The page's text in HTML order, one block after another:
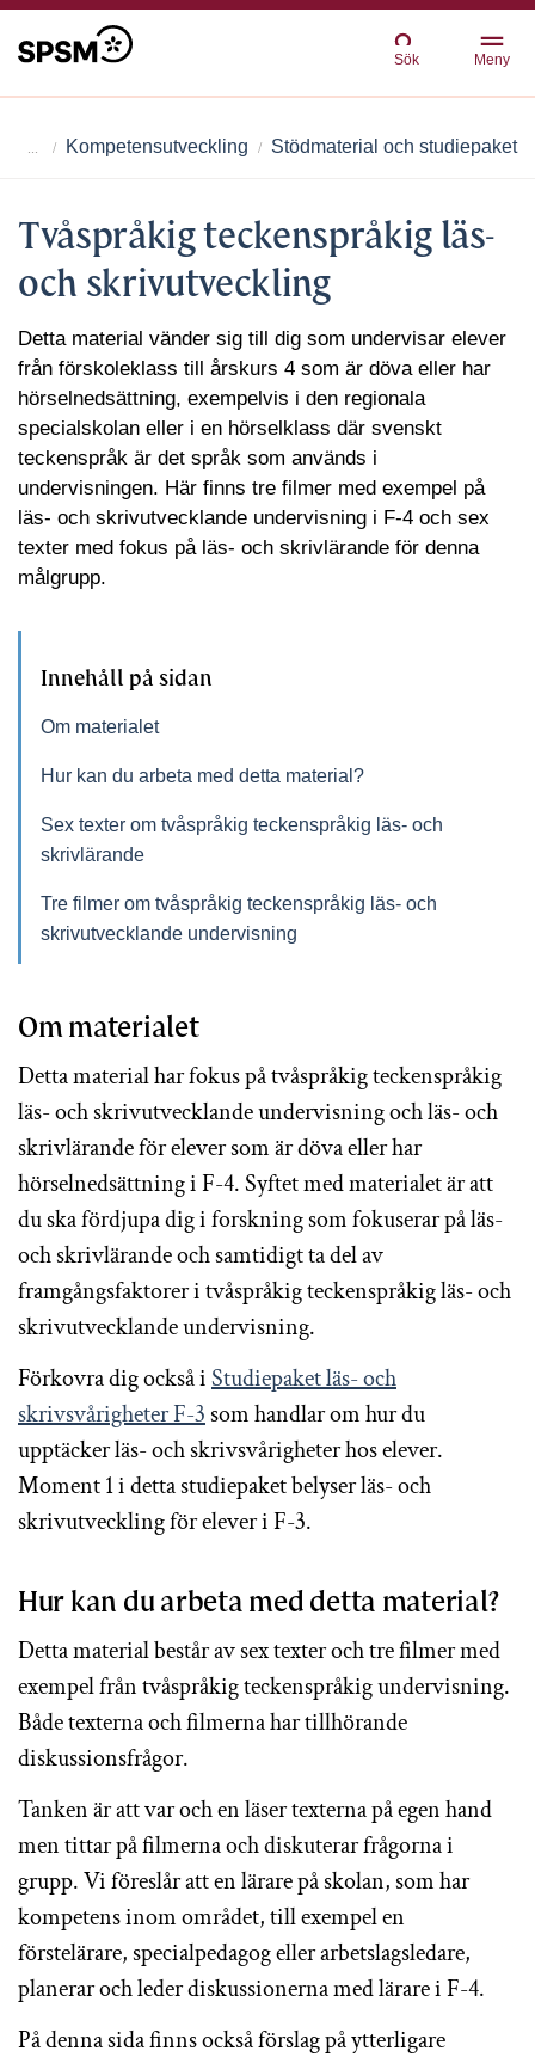
Sök Meny
Kompetensutveckling Stödmaterial och studiepaket
Tvåspråkig teckenspråkig läs-
och skrivutveckling
Detta material vänder sig till dig som undervisar elever
från förskoleklass till årskurs 4 som är döva eller har
hörselnedsättning, exempelvis i den regionala
specialskolan eller i en hörselklass där svenskt
teckenspråk är det språk som används i
undervisningen. Här finns tre filmer med exempel på
läs- och skrivutvecklande undervisning i F-4 och sex
texter med fokus på läs- och skrivlärande för denna
målgrupp.
Innehåll på sidan
Om materialet
Hur kan du arbeta med detta material?
Sex texter om tvåspråkig teckenspråkig läs- och
skrivlärande
Tre filmer om tvåspråkig teckenspråkig läs- och
skrivutvecklande undervisning
Om materialet
Detta material har fokus på tvåspråkig teckenspråkig
läs- och skrivutvecklande undervisning och läs- och
skrivlärande för elever som är döva eller har
hörselnedsättning i F-4. Syftet med materialet är att
du ska fördjupa dig i forskning som fokuserar på läs-
och skrivlärande och samtidigt ta del av
framgångsfaktorer i tvåspråkig teckenspråkig läs- och
skrivutvecklande undervisning.
Förkovra dig också iStudiepaket läs- och
skrivsvårigheter F-3som handlar om hur du
upptäcker läs- och skrivsvårigheter hos elever.
Moment 1 i detta studiepaket belyser läs- och
skrivutveckling för elever i F-3.
Hur kan du arbeta med detta material?
Detta material består av sex texter och tre filmer med
exempel från tvåspråkig teckenspråkig undervisning.
Både texterna och filmerna har tillhörande
diskussionsfrågor.
Tanken är att var och en läser texterna på egen hand
men tittar på filmerna och diskuterar frågorna i
grupp. Vi föreslår att en lärare på skolan, som har
kompetens inom området, till exempel en
förstelärare, specialpedagog eller arbetslagsledare,
planerar och leder diskussionerna med lärare i F-4.
På denna sida finns också förslag på ytterligare